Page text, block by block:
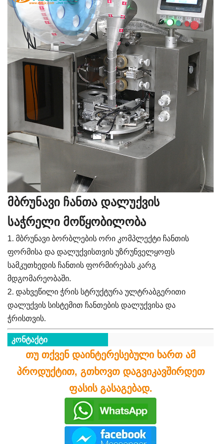
მბრუნავი ჩანთა დალუქვის
საჭრელი მოწყობილობა
1. მბრუნავი ბორბლების ორი კომპლექტი ჩანთის
ფორმისა და დალუქვისთვის უზრუნველყოფს
სამკუთხედის ჩანთის ფორმირებას კარგ
მდგომარეობაში.
2. დახვეწილი ჭრის სტრუქტურა ულტრაბგერითი
დალუქვის სისტემით ჩანთების დალუქვისა და
ჭრისთვის.
კონტაქტი
თუ თქვენ დაინტერესებული ხართ ამ
პროდუქტით, გთხოვთ დაგვიკავშირდეთ
ფასის გასაგებად.